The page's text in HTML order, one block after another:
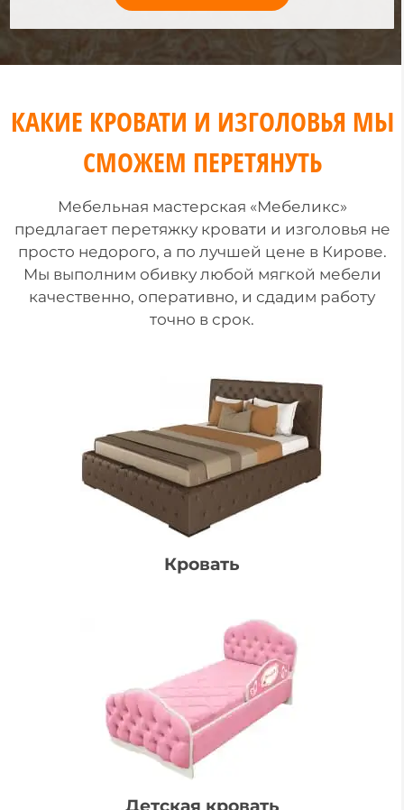
КАКИЕ КРОВАТИ И ИЗГОЛОВЬЯ МЫ
СМОЖЕМ ПЕРЕТЯНУТЬ
Мебельная мастерская «Мебеликс»
предлагает перетяжку кровати и изголовья не
просто недорого, а по лучшей цене в Кирове.
Мы выполним обивку любой мягкой мебели
качественно, оперативно, и сдадим работу
точно в срок.
Кровать
Детская кровать